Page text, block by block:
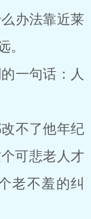
办法靠近莱
。
一句话：人
不了他年纪
可悲老人才
老不羞的纠